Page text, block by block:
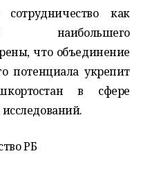
сотрудничество как
наибольшего
что объединение
потенциала укрепит
в сфере
РБ